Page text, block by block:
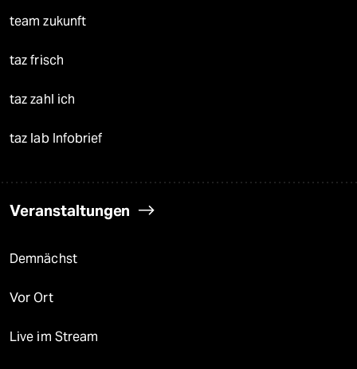
team zukunft
taz frisch
taz zahl ich
taz lab Infobrief
Veranstaltungen
Demnächst
Vor Ort
Live im Stream